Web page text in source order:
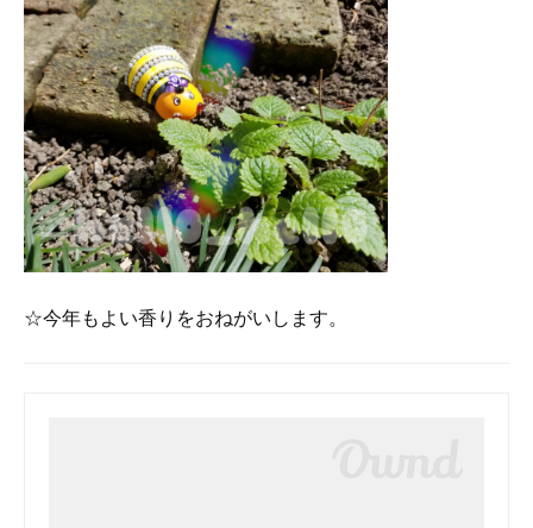
☆今年もよい香りをおねがいします。